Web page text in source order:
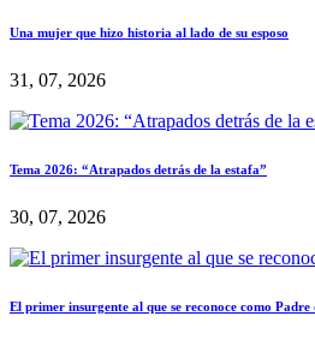
Una mujer que hizo historia al lado de su esposo
31, 07, 2026
Tema 2026: “Atrapados detrás de la estafa”
30, 07, 2026
El primer insurgente al que se reconoce como